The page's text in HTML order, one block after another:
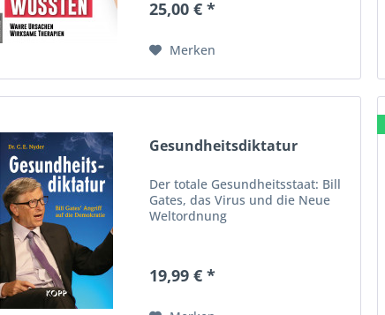
25,00 € *
Merken
Gesundheitsdiktatur
Der totale Gesundheitsstaat: Bill
Gates, das Virus und die Neue
Weltordnung
19,99 € *